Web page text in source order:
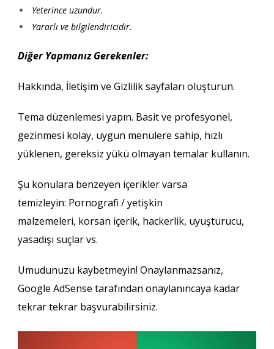
Yeterince uzundur.
Yararlı ve bilgilendiricidir.
Diğer Yapmanız Gerekenler:
Hakkında, İletişim ve Gizlilik sayfaları oluşturun.
Tema düzenlemesi yapın. Basit ve profesyonel,
gezinmesi kolay, uygun menülere sahip, hızlı
yüklenen, gereksiz yükü olmayan temalar kullanın.
Şu konulara benzeyen içerikler varsa
temizleyin: Pornografi / yetişkin
malzemeleri, korsan içerik, hackerlik, uyuşturucu,
yasadışı suçlar vs.
Umudunuzu kaybetmeyin! Onaylanmazsanız,
Google AdSense tarafından onaylanıncaya kadar
tekrar tekrar başvurabilirsiniz.